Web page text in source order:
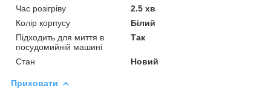
Час розігріву
2.5 хв
Колір корпусу
Білий
Підходить для миття в
посудомийній машині
Так
Стан Новий
Приховати